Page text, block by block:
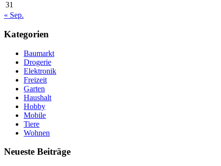
31
« Sep.
Kategorien
Baumarkt
Drogerie
Elektronik
Freizeit
Garten
Haushalt
Hobby
Mobile
Tiere
Wohnen
Neueste Beiträge